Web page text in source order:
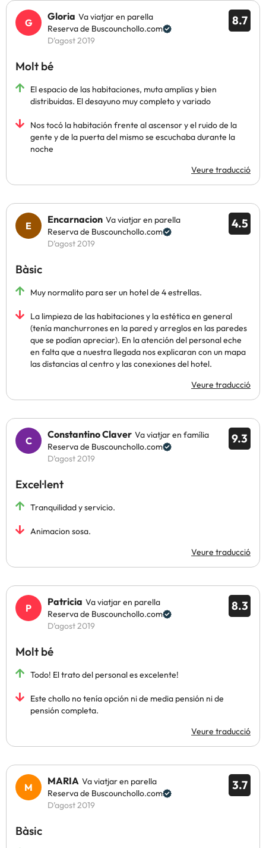
8.7
Gloria Va viatjar en parella
Reserva de Buscounchollo.com
D’agost 2019
Molt bé
El espacio de las habitaciones, muta amplias y bien
distribuidas. El desayuno muy completo y variado
Nos tocó la habitación frente al ascensor y el ruido de la
gente y de la puerta del mismo se escuchaba durante la
noche
Veure traducció
4.5
Encarnacion Va viatjar en parella
Reserva de Buscounchollo.com
D’agost 2019
Bàsic
Muy normalito para ser un hotel de 4 estrellas.
La limpieza de las habitaciones y la estética en general
(tenía manchurrones en la pared y arreglos en las paredes
que se podían apreciar). En la atención del personal eche
en falta que a nuestra llegada nos explicaran con un mapa
las distancias al centro y las conexiones del hotel.
Veure traducció
9.3
Constantino Claver Va viatjar en família
Reserva de Buscounchollo.com
D’agost 2019
Excel·lent
Tranquilidad y servicio.
Animacion sosa.
Veure traducció
8.3
Patricia Va viatjar en parella
Reserva de Buscounchollo.com
D’agost 2019
Molt bé
Todo! El trato del personal es excelente!
Este chollo no tenía opción ni de media pensión ni de
pensión completa.
Veure traducció
3.7
MARIA Va viatjar en parella
Reserva de Buscounchollo.com
D’agost 2019
Bàsic